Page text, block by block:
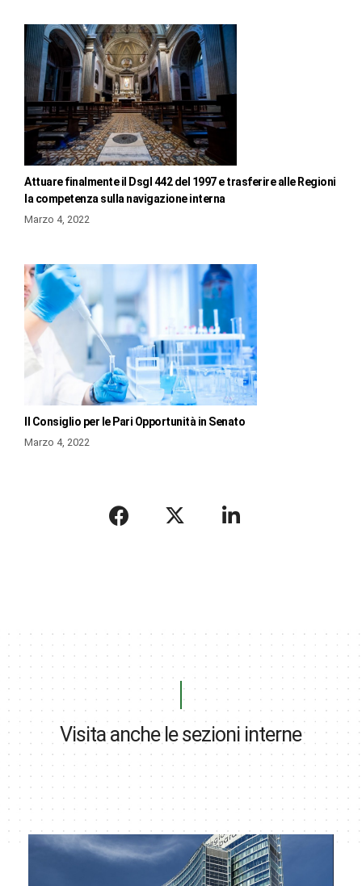
Attuare finalmente il Dsgl 442 del 1997 e trasferire alle Regioni
la competenza sulla navigazione interna
Marzo 4, 2022
Il Consiglio per le Pari Opportunità in Senato
Marzo 4, 2022
Visita anche le sezioni interne